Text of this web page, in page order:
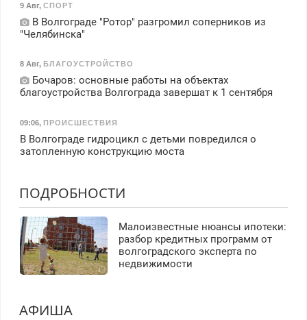
9 Авг, СПОРТ
В Волгограде "Ротор" разгромил соперников из
"Челябинска"
8 Авг, БЛАГОУСТРОЙСТВО
Бочаров: основные работы на объектах
благоустройства Волгограда завершат к 1 сентября
09:06, ПРОИСШЕСТВИЯ
В Волгограде гидроцикл с детьми повредился о
затопленную конструкцию моста
ПОДРОБНОСТИ
Малоизвестные нюансы ипотеки:
разбор кредитных программ от
волгоградского эксперта по
недвижимости
АФИША